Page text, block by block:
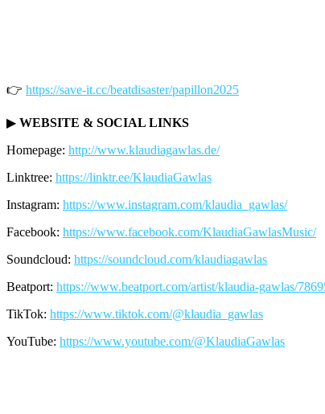
👉 https://save-it.cc/beatdisaster/papillon2025
▶ WEBSITE & SOCIAL LINKS
Homepage: http://www.klaudiagawlas.de/
Linktree: https://linktr.ee/KlaudiaGawlas
Instagram: https://www.instagram.com/klaudia_gawlas/
Facebook: https://www.facebook.com/KlaudiaGawlasMusic/
Soundcloud: https://soundcloud.com/klaudiagawlas
Beatport: https://www.beatport.com/artist/klaudia-gawlas/
TikTok: https://www.tiktok.com/@klaudia_gawlas
YouTube: https://www.youtube.com/@KlaudiaGawlas